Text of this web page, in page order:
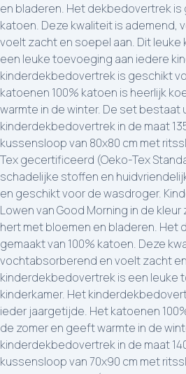
en bladeren. Het dekbedovertrek is
katoen. Deze kwaliteit is ademend,
voelt zacht en soepel aan. Dit
een leuke toevoeging aan iedere
kinderdekbedovertrek is geschikt
katoenen 100% katoen is heerlijk
warmte in de winter. De set bestaat
kinderdekbedovertrek in de maat
kussensloop van 80x80 cm met
Tex gecertificeerd (Oeko-Tex
schadelijke stoffen en
en geschikt voor de wasdroger.
Lowen van Good Morning in de
hert met bloemen en bladeren. Het
gemaakt van 100% katoen. Deze
vochtabsorberend en voelt zacht
kinderdekbedovertrek is een leuke
kinderkamer. Het
ieder jaargetijde. Het katoenen
de zomer en geeft warmte in de
kinderdekbedovertrek in de maat
kussensloop van 70x90 cm met